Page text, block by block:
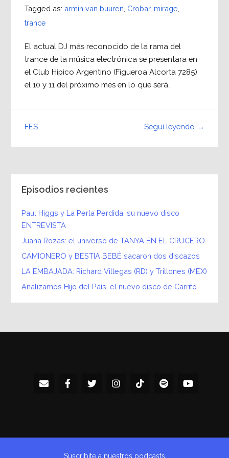
Tagged as: armin van buuren Crobar, mirage
trance
El actual DJ más reconocido de la rama del
trance de la música electrónica se presentara en
el Club Hípico Argentino (Fígueroa Alcorta 7285)
el 10 y 11 del próximo mes en lo que será…
Seguí leyendo →
FES
Episodios recientes
Paul Higgs y La Perla Perdida, su nuevo disco
ENTREVISTA
Juana Rozas: el universo de TANYA EN EL CRUCERO
CAMIONERO y BESTIA BEBÉ sacaron dos discazos
LA EMBAJADA: Richard Villegas (RD) y Trillones (MEX)
Analizamos Hijo del País, el nuevo disco de Carrito
Suscribite a nuestros podcasts